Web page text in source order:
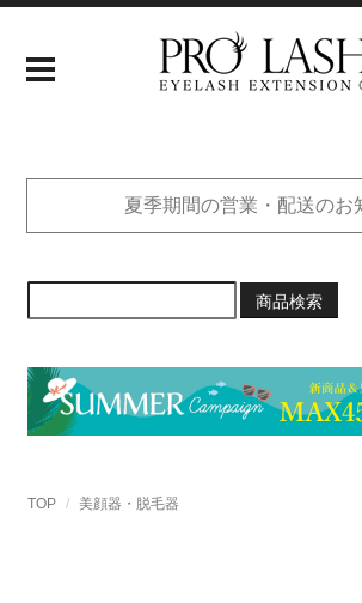
夏季期間の営業・配送のお
商品検索
TOP 美顔器・脱毛器